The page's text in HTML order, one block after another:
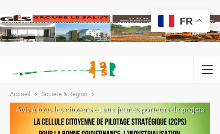
Accueil Societe & Region
FR